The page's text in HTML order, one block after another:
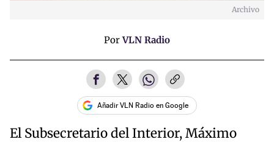
Archivo
PorVLN Radio
Añadir VLN Radio en Google
El Subsecretario del Interior, Máximo